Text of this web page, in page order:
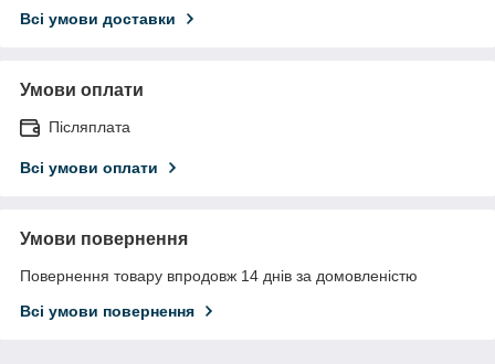
Всі умови доставки
Умови оплати
Післяплата
Всі умови оплати
Умови повернення
Повернення товару впродовж 14 днів за домовленістю
Всі умови повернення